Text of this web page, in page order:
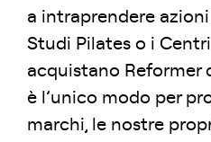
a intraprendere
Studi Pilates o i
acquistano Reformer
è l’unico modo per
marchi, le nostre